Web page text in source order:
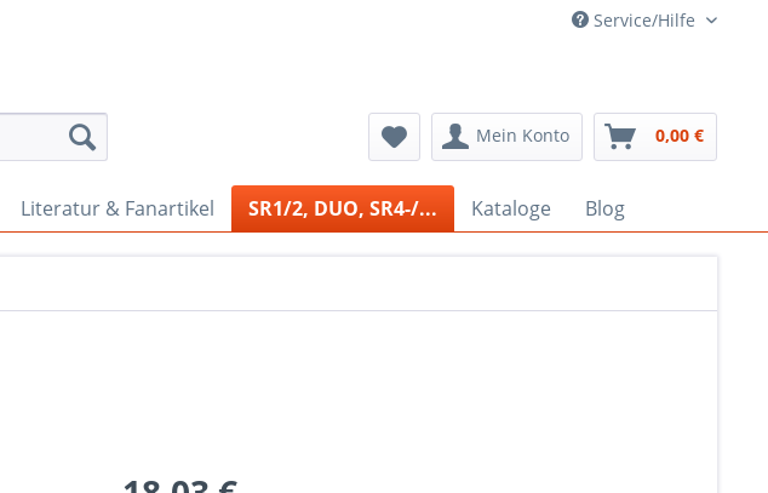
Service/Hilfe
Mein Konto 0,00 €
Literatur & Fanartikel SR1/2, DUO, SR4-/... Kataloge Blog